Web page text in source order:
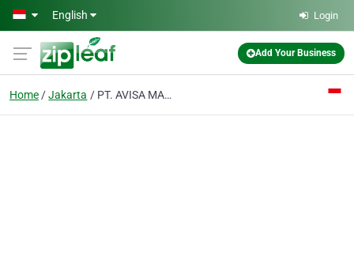
Skip to main content
English Login
Add Your Business
Home Jakarta PT. AVISA MANDIRI